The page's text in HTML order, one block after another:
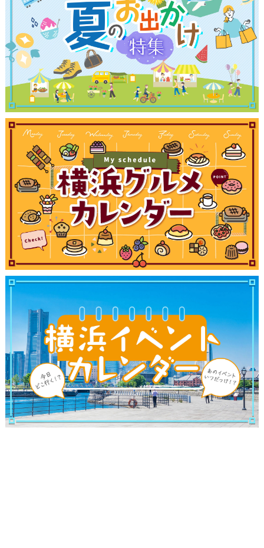
ランキング
ブログ記事
サイトについて